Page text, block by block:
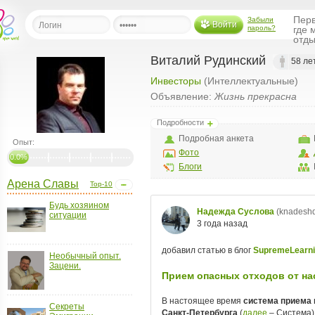
Войти
Забыли
пароль?
где
друзей
рассылку
Опыт:
0.0%
Top-10
Арена Славы
Будь хозяином
ситуации
Необычный опыт.
Зацени.
Секреты
Виталий Рудинский 58
Инвесторы (Интеллектуальные)
Объявление: Жизнь прекрасна
Подробности
Подробная анкета
Фото
Блоги